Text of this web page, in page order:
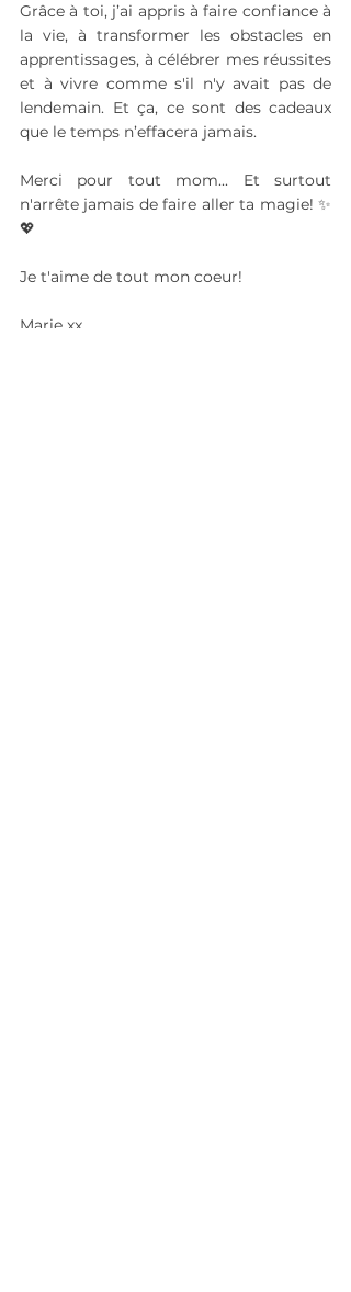
Grâce à toi, j’ai appris à faire confiance à
la vie, à transformer les obstacles en
apprentissages, à célébrer mes réussites
et à vivre comme s'il n'y avait pas de
lendemain. Et ça, ce sont des cadeaux
que le temps n’effacera jamais.
Merci pour tout mom... Et surtout
n'arrête jamais de faire aller ta magie! ✨
💖
Je t'aime de tout mon coeur!
Marie xx